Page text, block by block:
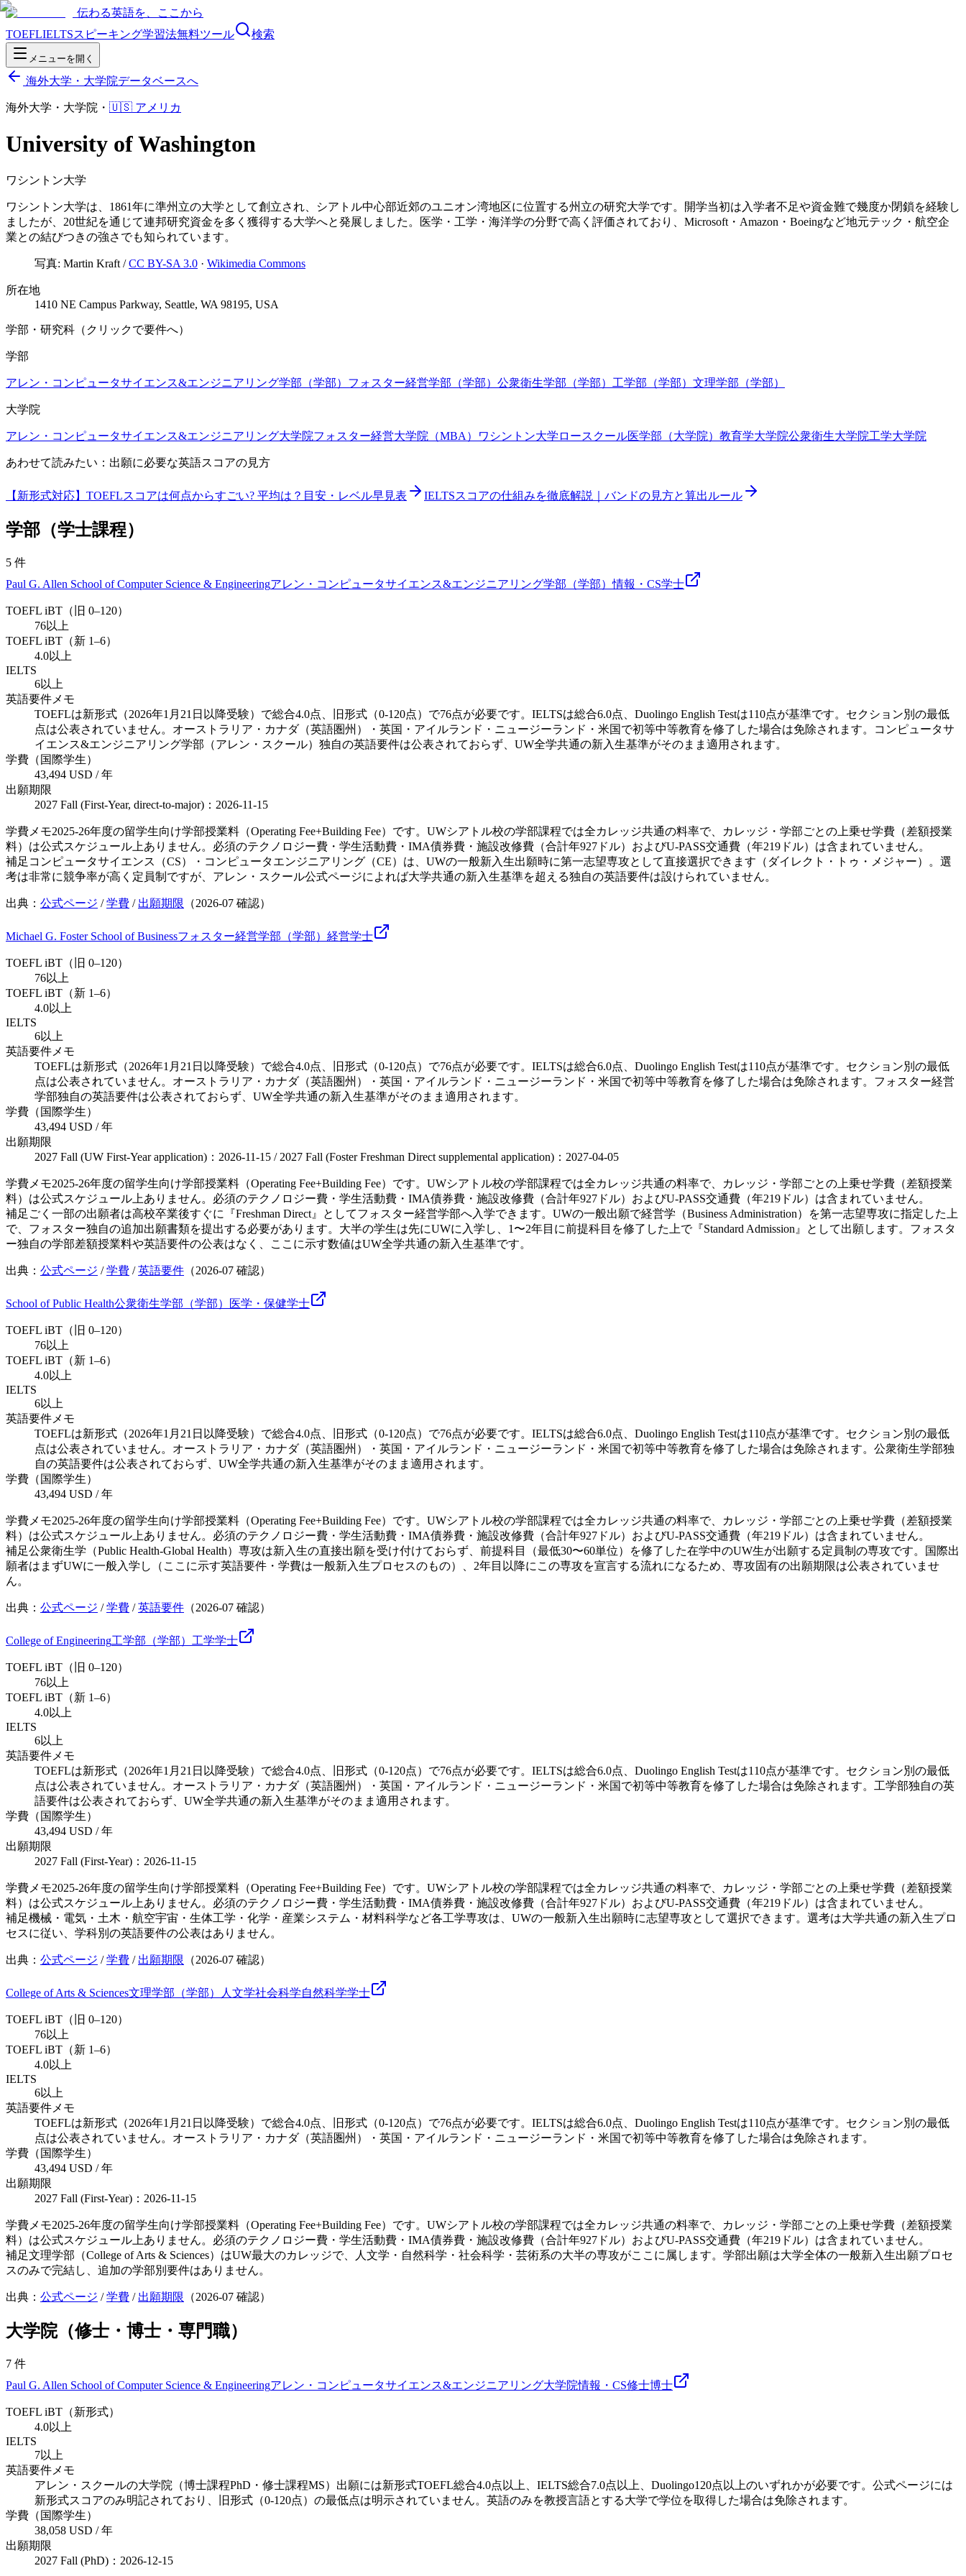
伝わる英語を、ここから
TOEFLIELTSスピーキング学習法無料ツール 検索
メニューを開く
海外大学・大学院データベースへ
海外大学・大学院 ・ 🇺🇸 アメリカ
University of Washington
ワシントン大学
ワシントン大学は、1861年に準州立の大学として創立され、シアトル中心部近郊のユニオン湾地区に位置する州立の研究大学です。開学当初は入学者不足や資金難で幾度か閉鎖を経験し
ましたが、20世紀を通じて連邦研究資金を多く獲得する大学へと発展しました。医学・工学・海洋学の分野で高く評価されており、Microsoft・Amazon・Boeingなど地元テック・航空企
業との結びつきの強さでも知られています。
写真: Martin Kraft /CC BY-SA 3.0 · Wikimedia Commons
所在地
1410 NE Campus Parkway, Seattle, WA 98195, USA
学部・研究科（クリックで要件へ）
学部
アレン・コンピュータサイエンス&エンジニアリング学部（学部） フォスター経営学部（学部） 公衆衛生学部（学部） 工学部（学部） 文理学部（学部）
大学院
アレン・コンピュータサイエンス&エンジニアリング大学院フォスター経営大学院（MBA） ワシントン大学ロースクール医学部（大学院） 教育学大学院公衆衛生大学院工学大学院
あわせて読みたい：出願に必要な英語スコアの見方
【新形式対応】TOEFLスコアは何点からすごい? 平均は？目安・レベル早見表 IELTSスコアの仕組みを徹底解説｜バンドの見方と算出ルール
学部（学士課程）
5 件
Paul G. Allen School of Computer Science & Engineeringアレン・コンピュータサイエンス&エンジニアリング学部（学部）情報・CS学士
TOEFL iBT（旧 0–120）
76以上
TOEFL iBT（新 1–6）
4.0以上
IELTS
6以上
英語要件メモ
TOEFLは新形式（2026年1月21日以降受験）で総合4.0点、旧形式（0-120点）で76点が必要です。IELTSは総合6.0点、Duolingo English Testは110点が基準です。セクション別の最低
点は公表されていません。オーストラリア・カナダ（英語圏州）・英国・アイルランド・ニュージーランド・米国で初等中等教育を修了した場合は免除されます。コンピュータサ
イエンス&エンジニアリング学部（アレン・スクール）独自の英語要件は公表されておらず、UW全学共通の新入生基準がそのまま適用されます。
学費（国際学生）
43,494 USD / 年
出願期限
2027 Fall (First-Year, direct-to-major)：2026-11-15
学費メモ2025-26年度の留学生向け学部授業料（Operating Fee+Building Fee）です。UWシアトル校の学部課程では全カレッジ共通の料率で、カレッジ・学部ごとの上乗せ学費（差額授業
料）は公式スケジュール上ありません。必須のテクノロジー費・学生活動費・IMA債券費・施設改修費（合計年927ドル）およびU-PASS交通費（年219ドル）は含まれていません。
補足 コンピュータサイエンス（CS）・コンピュータエンジニアリング（CE）は、UWの一般新入生出願時に第一志望専攻として直接選択できます（ダイレクト・トゥ・メジャー）。選
考は非常に競争率が高く定員制ですが、アレン・スクール公式ページによれば大学共通の新入生基準を超える独自の英語要件は設けられていません。
出典： 公式ページ /学費 / 出願期限 （2026-07 確認）
Michael G. Foster School of Businessフォスター経営学部（学部） 経営学士
TOEFL iBT（旧 0–120）
76以上
TOEFL iBT（新 1–6）
4.0以上
IELTS
6以上
英語要件メモ
TOEFLは新形式（2026年1月21日以降受験）で総合4.0点、旧形式（0-120点）で76点が必要です。IELTSは総合6.0点、Duolingo English Testは110点が基準です。セクション別の最低
点は公表されていません。オーストラリア・カナダ（英語圏州）・英国・アイルランド・ニュージーランド・米国で初等中等教育を修了した場合は免除されます。フォスター経営
学部独自の英語要件は公表されておらず、UW全学共通の新入生基準がそのまま適用されます。
学費（国際学生）
43,494 USD / 年
出願期限
2027 Fall (UW First-Year application)：2026-11-15 / 2027 Fall (Foster Freshman Direct supplemental application)：2027-04-05
学費メモ2025-26年度の留学生向け学部授業料（Operating Fee+Building Fee）です。UWシアトル校の学部課程では全カレッジ共通の料率で、カレッジ・学部ごとの上乗せ学費（差額授業
料）は公式スケジュール上ありません。必須のテクノロジー費・学生活動費・IMA債券費・施設改修費（合計年927ドル）およびU-PASS交通費（年219ドル）は含まれていません。
補足 ごく一部の出願者は高校卒業後すぐに『Freshman Direct』としてフォスター経営学部へ入学できます。UWの一般出願で経営学（Business Administration）を第一志望専攻に指定した上
で、フォスター独自の追加出願書類を提出する必要があります。大半の学生は先にUWに入学し、1〜2年目に前提科目を修了した上で『Standard Admission』として出願します。フォスタ
ー独自の学部差額授業料や英語要件の公表はなく、ここに示す数値はUW全学共通の新入生基準です。
出典： 公式ページ /学費 /英語要件 （2026-07 確認）
School of Public Health公衆衛生学部（学部） 医学・保健学士
TOEFL iBT（旧 0–120）
76以上
TOEFL iBT（新 1–6）
4.0以上
IELTS
6以上
英語要件メモ
TOEFLは新形式（2026年1月21日以降受験）で総合4.0点、旧形式（0-120点）で76点が必要です。IELTSは総合6.0点、Duolingo English Testは110点が基準です。セクション別の最低
点は公表されていません。オーストラリア・カナダ（英語圏州）・英国・アイルランド・ニュージーランド・米国で初等中等教育を修了した場合は免除されます。公衆衛生学部独
自の英語要件は公表されておらず、UW全学共通の新入生基準がそのまま適用されます。
学費（国際学生）
43,494 USD / 年
学費メモ2025-26年度の留学生向け学部授業料（Operating Fee+Building Fee）です。UWシアトル校の学部課程では全カレッジ共通の料率で、カレッジ・学部ごとの上乗せ学費（差額授業
料）は公式スケジュール上ありません。必須のテクノロジー費・学生活動費・IMA債券費・施設改修費（合計年927ドル）およびU-PASS交通費（年219ドル）は含まれていません。
補足公衆衛生学（Public Health-Global Health）専攻は新入生の直接出願を受け付けておらず、前提科目（最低30〜60単位）を修了した在学中のUW生が出願する定員制の専攻です。国際出
願者はまずUWに一般入学し（ここに示す英語要件・学費は一般新入生プロセスのもの）、2年目以降にこの専攻を宣言する流れになるため、専攻固有の出願期限は公表されていませ
ん。
出典： 公式ページ /学費 /英語要件 （2026-07 確認）
College of Engineering工学部（学部） 工学学士
TOEFL iBT（旧 0–120）
76以上
TOEFL iBT（新 1–6）
4.0以上
IELTS
6以上
英語要件メモ
TOEFLは新形式（2026年1月21日以降受験）で総合4.0点、旧形式（0-120点）で76点が必要です。IELTSは総合6.0点、Duolingo English Testは110点が基準です。セクション別の最低
点は公表されていません。オーストラリア・カナダ（英語圏州）・英国・アイルランド・ニュージーランド・米国で初等中等教育を修了した場合は免除されます。工学部独自の英
語要件は公表されておらず、UW全学共通の新入生基準がそのまま適用されます。
学費（国際学生）
43,494 USD / 年
出願期限
2027 Fall (First-Year)：2026-11-15
学費メモ2025-26年度の留学生向け学部授業料（Operating Fee+Building Fee）です。UWシアトル校の学部課程では全カレッジ共通の料率で、カレッジ・学部ごとの上乗せ学費（差額授業
料）は公式スケジュール上ありません。必須のテクノロジー費・学生活動費・IMA債券費・施設改修費（合計年927ドル）およびU-PASS交通費（年219ドル）は含まれていません。
補足機械・電気・土木・航空宇宙・生体工学・化学・産業システム・材料科学など各工学専攻は、UWの一般新入生出願時に志望専攻として選択できます。選考は大学共通の新入生プロ
セスに従い、学科別の英語要件の公表はありません。
出典： 公式ページ /学費 / 出願期限 （2026-07 確認）
College of Arts & Sciences文理学部（学部） 人文学社会科学自然科学学士
TOEFL iBT（旧 0–120）
76以上
TOEFL iBT（新 1–6）
4.0以上
IELTS
6以上
英語要件メモ
TOEFLは新形式（2026年1月21日以降受験）で総合4.0点、旧形式（0-120点）で76点が必要です。IELTSは総合6.0点、Duolingo English Testは110点が基準です。セクション別の最低
点は公表されていません。オーストラリア・カナダ（英語圏州）・英国・アイルランド・ニュージーランド・米国で初等中等教育を修了した場合は免除されます。
学費（国際学生）
43,494 USD / 年
出願期限
2027 Fall (First-Year)：2026-11-15
学費メモ2025-26年度の留学生向け学部授業料（Operating Fee+Building Fee）です。UWシアトル校の学部課程では全カレッジ共通の料率で、カレッジ・学部ごとの上乗せ学費（差額授業
料）は公式スケジュール上ありません。必須のテクノロジー費・学生活動費・IMA債券費・施設改修費（合計年927ドル）およびU-PASS交通費（年219ドル）は含まれていません。
補足文理学部（College of Arts & Sciences）はUW最大のカレッジで、人文学・自然科学・社会科学・芸術系の大半の専攻がここに属します。学部出願は大学全体の一般新入生出願プロセ
スのみで完結し、追加の学部別要件はありません。
出典： 公式ページ /学費 / 出願期限 （2026-07 確認）
大学院（修士・博士・専門職）
7 件
Paul G. Allen School of Computer Science & Engineeringアレン・コンピュータサイエンス&エンジニアリング大学院情報・CS修士博士
TOEFL iBT（新形式）
4.0以上
IELTS
7以上
英語要件メモ
アレン・スクールの大学院（博士課程PhD・修士課程MS）出願には新形式TOEFL総合4.0点以上、IELTS総合7.0点以上、Duolingo120点以上のいずれかが必要です。公式ページには
新形式スコアのみ明記されており、旧形式（0-120点）の最低点は明示されていません。英語のみを教授言語とする大学で学位を取得した場合は免除されます。
学費（国際学生）
38,058 USD / 年
出願期限
2027 Fall (PhD)：2026-12-15